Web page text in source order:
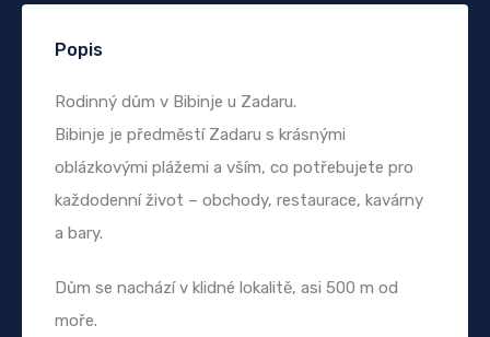
Popis
Rodinný dům v Bibinje u Zadaru.
Bibinje je předměstí Zadaru s krásnými
oblázkovými plážemi a vším, co potřebujete pro
každodenní život – obchody, restaurace, kavárny
a bary.
Dům se nachází v klidné lokalitě, asi 500 m od
moře.